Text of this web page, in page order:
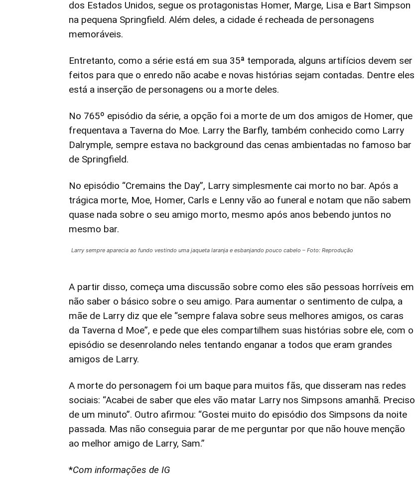
dos Estados Unidos, segue os protagonistas Homer, Marge, Lisa e Bart Simpson
na pequena Springfield. Além deles, a cidade é recheada de personagens
memoráveis.
Entretanto, como a série está em sua 35ª temporada, alguns artifícios devem ser
feitos para que o enredo não acabe e novas histórias sejam contadas. Dentre eles
está a inserção de personagens ou a morte deles.
No 765º episódio da série, a opção foi a morte de um dos amigos de Homer, que
frequentava a Taverna do Moe. Larry the Barfly, também conhecido como Larry
Dalrymple, sempre estava no background das cenas ambientadas no famoso bar
de Springfield.
No episódio “Cremains the Day”, Larry simplesmente cai morto no bar. Após a
trágica morte, Moe, Homer, Carls e Lenny vão ao funeral e notam que não sabem
quase nada sobre o seu amigo morto, mesmo após anos bebendo juntos no
mesmo bar.
Larry sempre aparecia ao fundo vestindo uma jaqueta laranja e esbanjando pouco cabelo – Foto: Reprodução
A partir disso, começa uma discussão sobre como eles são pessoas horríveis em
não saber o básico sobre o seu amigo. Para aumentar o sentimento de culpa, a
mãe de Larry diz que ele “sempre falava sobre seus melhores amigos, os caras
da Taverna d Moe”, e pede que eles compartilhem suas histórias sobre ele, com o
episódio se desenrolando neles tentando enganar a todos que eram grandes
amigos de Larry.
A morte do personagem foi um baque para muitos fãs, que disseram nas redes
sociais: “Acabei de saber que eles vão matar Larry nos Simpsons amanhã. Preciso
de um minuto”. Outro afirmou: “Gostei muito do episódio dos Simpsons da noite
passada. Mas não conseguia parar de me perguntar por que não houve menção
ao melhor amigo de Larry, Sam.”
*Com informações de IG